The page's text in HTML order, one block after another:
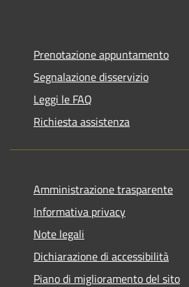
Prenotazione appuntamento
Segnalazione disservizio
Leggi le FAQ
Richiesta assistenza
Amministrazione trasparente
Informativa privacy
Note legali
Dichiarazione di accessibilità
Piano di miglioramento del sito